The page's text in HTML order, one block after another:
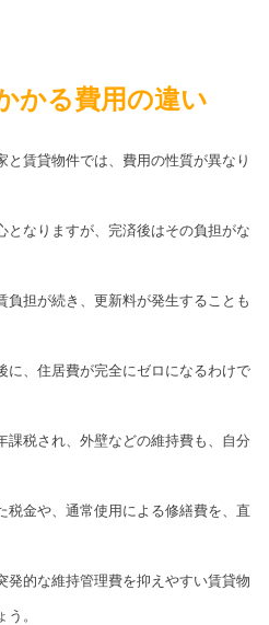
かる費用の違い
賃貸物件では、費用の性質が異なり
となりますが、完済後はその負担がな
負担が続き、更新料が発生することも
に、住居費が完全にゼロになるわけで
課税され、外壁などの維持費も、自分
税金や、通常使用による修繕費を、直
発的な維持管理費を抑えやすい賃貸物
。